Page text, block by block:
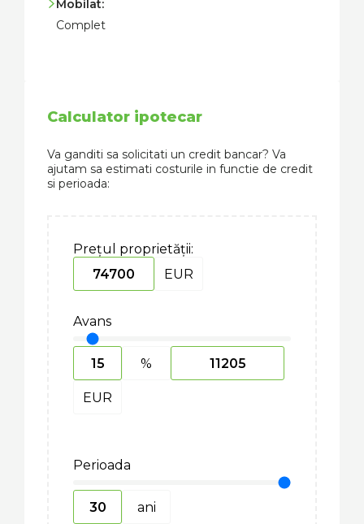
Mobilat:
Complet
Calculator ipotecar
Va ganditi sa solicitati un credit bancar? Va
ajutam sa estimati costurile in functie de credit
si perioada:
Prețul proprietății:
EUR
Avans
%
EUR
Perioada
ani